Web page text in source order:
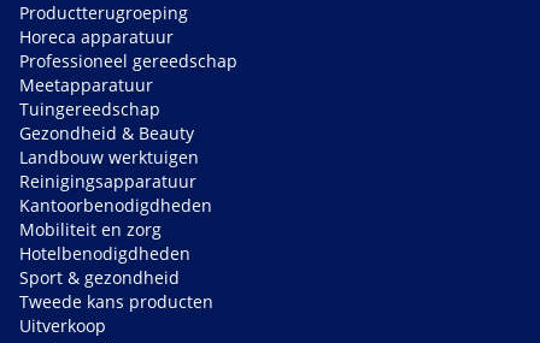
Productterugroeping
Horeca apparatuur
Professioneel gereedschap
Meetapparatuur
Tuingereedschap
Gezondheid & Beauty
Landbouw werktuigen
Reinigingsapparatuur
Kantoorbenodigdheden
Mobiliteit en zorg
Hotelbenodigdheden
Sport & gezondheid
Tweede kans producten
Uitverkoop